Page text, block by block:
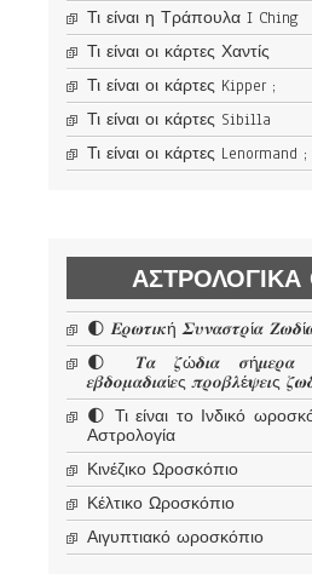
Τι είναι η Τράπουλα I Ching
Τι είναι οι κάρτες Χαντίς
Τι είναι οι κάρτες Kipper ;
Τι είναι οι κάρτες Sibilla
Τι είναι οι κάρτες Lenormand ;
🌓 𝜠𝝆𝝎𝝉𝜾𝜿ή 𝜮𝝊𝝂𝜶𝝈𝝉𝝆ί𝜶
🌓 𝜯𝜶 𝜻ώ𝜹𝜾𝜶 𝝈ή𝝁𝜺𝝆𝜶
𝜺𝜷𝜹𝝄𝝁𝜶𝜹𝜾𝜶ί𝜺ς 𝝅𝝆𝝄𝜷𝝀έ𝝍𝜺𝜾ς
🌓 Τι είναι το Ινδικό
Αστρολογία
Κινέζικο Ωροσκόπιο
Κέλτικο Ωροσκόπιο
Αιγυπτιακό ωροσκόπιο